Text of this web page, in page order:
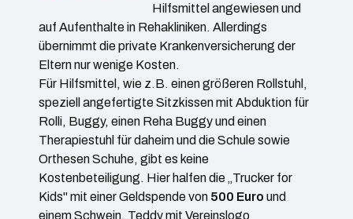
Hilfsmittel angewiesen und
auf Aufenthalte in Rehakliniken. Allerdings
übernimmt die private Krankenversicherung der
Eltern nur wenige Kosten.
Für Hilfsmittel, wie z.B. einen größeren Rollstuhl,
speziell angefertigte Sitzkissen mit Abduktion für
Rolli, Buggy, einen Reha Buggy und einen
Therapiestuhl für daheim und die Schule sowie
Orthesen Schuhe, gibt es keine
Kostenbeteiligung. Hier halfen die „Trucker for
Kids" mit einer Geldspende von 500 Euro und
einem Schwein, Teddy mit Vereinslogo